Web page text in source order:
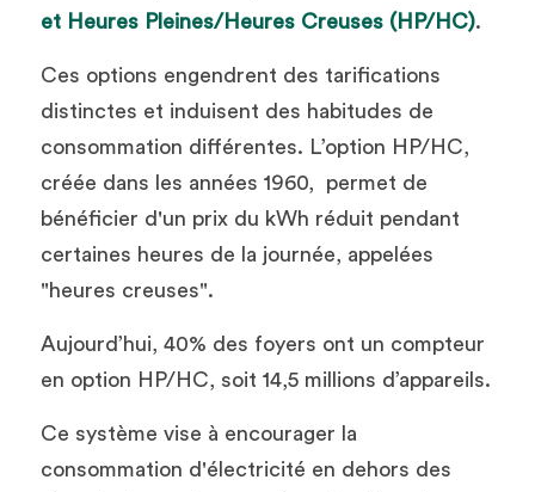
et Heures Pleines/Heures Creuses (HP/HC).
Ces options engendrent des tarifications
distinctes et induisent des habitudes de
consommation différentes. L’option HP/HC,
créée dans les années 1960,  permet de
bénéficier d'un prix du kWh réduit pendant
certaines heures de la journée, appelées
"heures creuses".
Aujourd’hui, 40% des foyers ont un compteur
en option HP/HC, soit 14,5 millions d’appareils.
Ce système vise à encourager la
consommation d'électricité en dehors des